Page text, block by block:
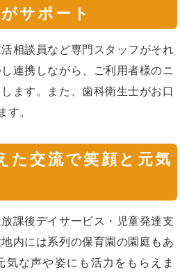
サポート
相談員など専門スタッフがそれ
連携しながら、ご利用者様のニ
ます。また、歯科衛生士がお口
す。
た交流で笑顔と元気
課後デイサービス・児童発達支
内には系列の保育園の園庭もあ
気な声や姿にも活力をもらえま